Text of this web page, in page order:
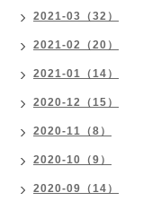
2021-03（32）
2021-02（20）
2021-01（14）
2020-12（15）
2020-11（8）
2020-10（9）
2020-09（14）